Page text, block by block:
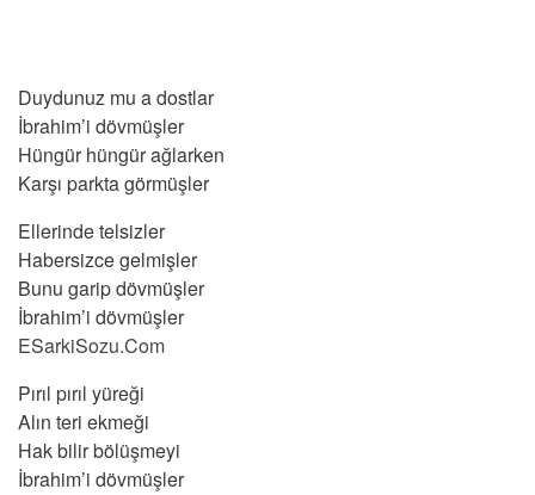
Duydunuz mu a dostlar
İbrahim’i dövmüşler
Hüngür hüngür ağlarken
Karşı parkta görmüşler
Ellerinde telsizler
Habersizce gelmişler
Bunu garip dövmüşler
İbrahim’i dövmüşler
ESarkiSozu.Com
Pırıl pırıl yüreği
Alın teri ekmeği
Hak bilir bölüşmeyi
İbrahim’i dövmüşler